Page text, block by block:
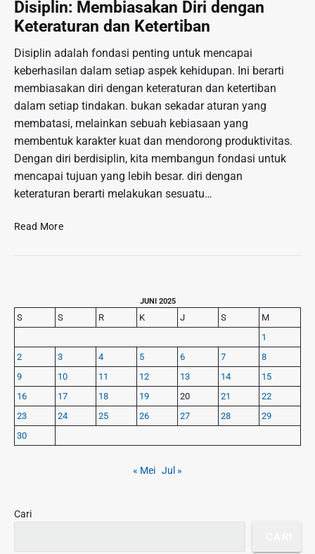
Disiplin: Membiasakan Diri dengan
Keteraturan dan Ketertiban
Disiplin adalah fondasi penting untuk mencapai
keberhasilan dalam setiap aspek kehidupan. Ini berarti
membiasakan diri dengan keteraturan dan ketertiban
dalam setiap tindakan. bukan sekadar aturan yang
membatasi, melainkan sebuah kebiasaan yang
membentuk karakter kuat dan mendorong produktivitas.
Dengan diri berdisiplin, kita membangun fondasi untuk
mencapai tujuan yang lebih besar. diri dengan
keteraturan berarti melakukan sesuatu…
Read MoreD
i
:
e
m
b
i
r
i
m
a
r
y
S
d
e
JUNI 2025
S S R K J S
M
1
2
3 4 5 6 7
8
9
10 11 12 13 14
15
16
17 18 19 20 21
22
23
24 25 26 27 28
29
30
« Mei Jul »
Cari